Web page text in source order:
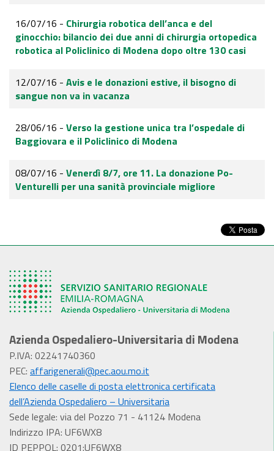
16/07/16 - Chirurgia robotica dell’anca e del
ginocchio: bilancio dei due anni di chirurgia ortopedica
robotica al Policlinico di Modena dopo oltre 130 casi
12/07/16 - Avis e le donazioni estive, il bisogno di
sangue non va in vacanza
28/06/16 - Verso la gestione unica tra l’ospedale di
Baggiovara e il Policlinico di Modena
08/07/16 - Venerdì 8/7, ore 11. La donazione Po-
Venturelli per una sanità provinciale migliore
Azienda Ospedaliero-Universitaria di Modena
P.IVA: 02241740360
PEC: affarigenerali@pec.aou.mo.it
Elenco delle caselle di posta elettronica certificata
dell’Azienda Ospedaliero – Universitaria
Sede legale: via del Pozzo 71 - 41124 Modena
Indirizzo IPA: UF6WX8
ID PEPPOL: 0201:UF6WX8